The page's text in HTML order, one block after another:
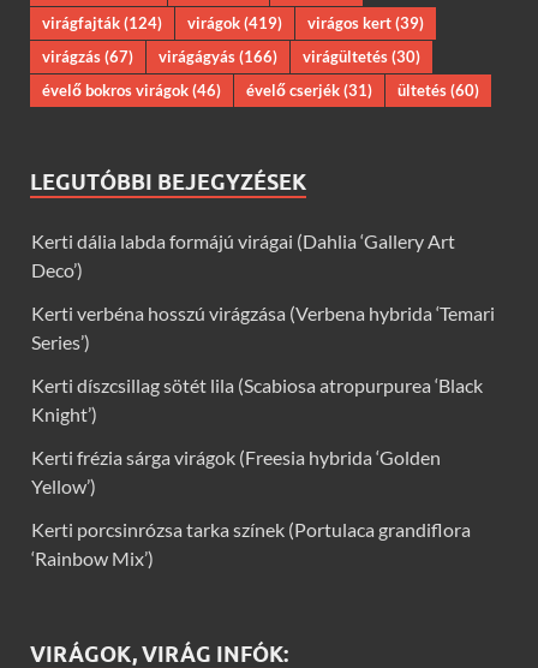
virágfajták(124) virágok(419) virágos kert(39)
virágzás(67) virágágyás(166) virágültetés(30)
évelő bokros virágok(46) évelő cserjék(31) ültetés(60)
LEGUTÓBBI BEJEGYZÉSEK
Kerti dália labda formájú virágai (Dahlia ‘Gallery Art
Deco’)
Kerti verbéna hosszú virágzása (Verbena hybrida ‘Temari
Series’)
Kerti díszcsillag sötét lila (Scabiosa atropurpurea ‘Black
Knight’)
Kerti frézia sárga virágok (Freesia hybrida ‘Golden
Yellow’)
Kerti porcsinrózsa tarka színek (Portulaca grandiflora
‘Rainbow Mix’)
VIRÁGOK, VIRÁG INFÓK: